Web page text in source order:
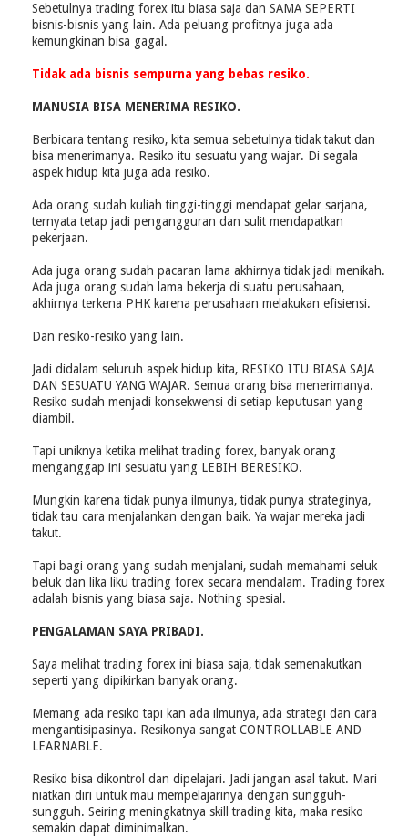
Sebetulnya trading forex itu biasa saja dan SAMA SEPERTI
bisnis-bisnis yang lain. Ada peluang profitnya juga ada
kemungkinan bisa gagal.
Tidak ada bisnis sempurna yang bebas resiko.
MANUSIA BISA MENERIMA RESIKO.
Berbicara tentang resiko, kita semua sebetulnya tidak takut dan
bisa menerimanya. Resiko itu sesuatu yang wajar. Di segala
aspek hidup kita juga ada resiko.
Ada orang sudah kuliah tinggi-tinggi mendapat gelar sarjana,
ternyata tetap jadi pengangguran dan sulit mendapatkan
pekerjaan.
Ada juga orang sudah pacaran lama akhirnya tidak jadi menikah.
Ada juga orang sudah lama bekerja di suatu perusahaan,
akhirnya terkena PHK karena perusahaan melakukan efisiensi.
Dan resiko-resiko yang lain.
Jadi didalam seluruh aspek hidup kita, RESIKO ITU BIASA SAJA
DAN SESUATU YANG WAJAR. Semua orang bisa menerimanya.
Resiko sudah menjadi konsekwensi di setiap keputusan yang
diambil.
Tapi uniknya ketika melihat trading forex, banyak orang
menganggap ini sesuatu yang LEBIH BERESIKO.
Mungkin karena tidak punya ilmunya, tidak punya strateginya,
tidak tau cara menjalankan dengan baik. Ya wajar mereka jadi
takut.
Tapi bagi orang yang sudah menjalani, sudah memahami seluk
beluk dan lika liku trading forex secara mendalam. Trading forex
adalah bisnis yang biasa saja. Nothing spesial.
PENGALAMAN SAYA PRIBADI.
Saya melihat trading forex ini biasa saja, tidak semenakutkan
seperti yang dipikirkan banyak orang.
Memang ada resiko tapi kan ada ilmunya, ada strategi dan cara
mengantisipasinya. Resikonya sangat CONTROLLABLE AND
LEARNABLE.
Resiko bisa dikontrol dan dipelajari. Jadi jangan asal takut. Mari
niatkan diri untuk mau mempelajarinya dengan sungguh-
sungguh. Seiring meningkatnya skill trading kita, maka resiko
semakin dapat diminimalkan.